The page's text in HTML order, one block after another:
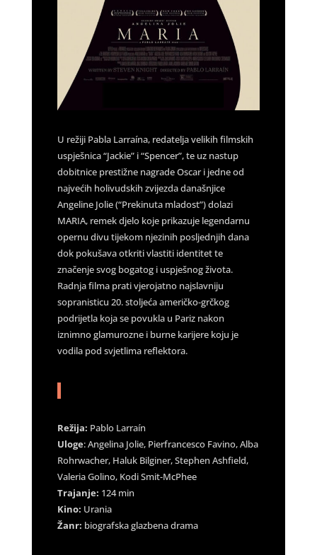
U režiji Pabla Larraína, redatelja velikih filmskih
uspješnica “Jackie” i “Spencer”, te uz nastup
dobitnice prestižne nagrade Oscar i jedne od
najvećih holivudskih zvijezda današnjice
Angeline Jolie (“Prekinuta mladost”) dolazi
MARIA, remek djelo koje prikazuje legendarnu
opernu divu tijekom njezinih posljednjih dana
dok pokušava otkriti vlastiti identitet te
značenje svog bogatog i uspješnog života.
Radnja filma prati vjerojatno najslavniju
sopranisticu 20. stoljeća američko-grčkog
podrijetla koja se povukla u Pariz nakon
iznimno glamurozne i burne karijere koju je
vodila pod svjetlima reflektora.
Režija: Pablo Larraín
Uloge: Angelina Jolie, Pierfrancesco Favino, Alba
Rohrwacher, Haluk Bilginer, Stephen Ashfield,
Valeria Golino, Kodi Smit-McPhee
Trajanje: 124 min
Kino: Urania
Žanr: biografska glazbena drama